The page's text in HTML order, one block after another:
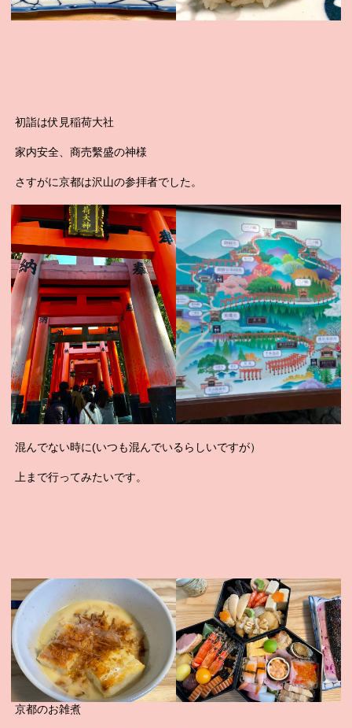
初詣は伏見稲荷大社
家内安全、商売繫盛の神様
さすがに京都は沢山の参拝者でした。
混んでない時に(いつも混んでいるらしいですが）
上まで行ってみたいです。
京都のお雑煮